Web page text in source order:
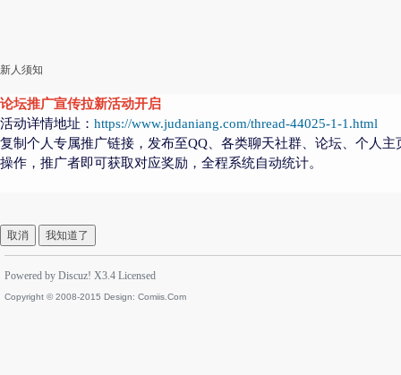
新人须知
论坛推广宣传拉新活动开启
活动详情地址： https://www.judaniang.com/thread-44025-1-1.html
复制个人专属推广链接，发布至QQ、各类聊天社群、论坛、个人
操作，推广者即可获取对应奖励，全程系统自动统计。
取消 我知道了
Powered by Discuz! X3.4 Licensed
Copyright © 2008-2015 Design: Comiis.Com